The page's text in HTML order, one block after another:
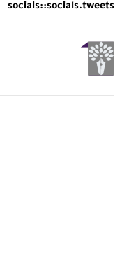
socials::socials.tweets